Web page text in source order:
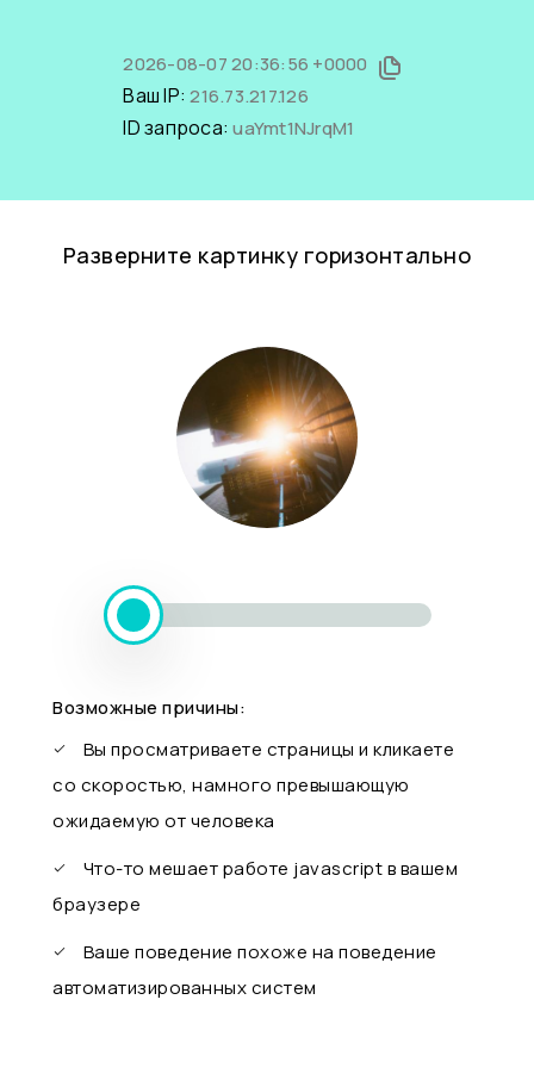
2026-08-07 20:36:56 +0000
Ваш IP:216.73.217.126
ID запроса:uaYmt1NJrqM1
Разверните картинку горизонтально
Возможные причины:
Вы просматриваете страницы и кликаете
со скоростью, намного превышающую
ожидаемую от человека
Что-то мешает работе javascript в вашем
браузере
Ваше поведение похоже на поведение
автоматизированных систем